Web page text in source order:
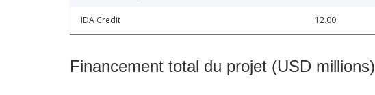
IDA Credit 12.00
Financement total du projet (USD millions)